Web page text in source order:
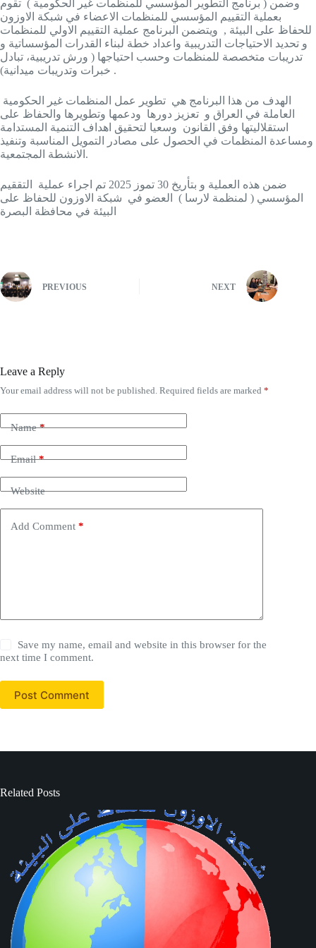
وضمن ( برنامج التطوير المؤسسي للمنظمات غير الحكومية ) تقوم
بعملية التقييم المؤسسي للمنظمات الاعضاء في شبكة الاوزون
للحفاظ على البيئة , ويتضمن البرنامج عملية التقييم الاولي للمنظمات
و تحديد الاحتياجات التدريبية واعداد خطة لبناء القدرات المؤسساتية و
تدريبات متخصصة للمنظمات وحسب احتياجها ( ورش تدريبية، تبادل
خبرات وتدريبات ميدانية) .
العاملة في العراق و تعزيز دورها ودعمها وتطويرها والحفاظ على
استقلاليتها وفق القانون وسعيا لتحقيق اهداف التنمية المستدامة
ومساعدة المنظمات في الحصول على مصادر التمويل المناسبة وتنفيذ
الانشطة المجتمعية.
ضمن هذه العملية و بتأريخ 30 تموز 2025 تم اجراء عملية التققيم
المؤسسي ( لمنظمة لارسا ) العضو في شبكة الاوزون للحفاظ على
البيئة في محافظة البصرة
PREVIOUS NEXT
Leave a Reply
Your email address will not be published. Required fields are marked *
Name*
Email*
Website
Add Comment *
Save my name, email and website in this browser for the
next time I comment.
Post Comment
Related Posts